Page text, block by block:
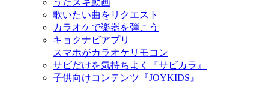
うたスキ動画
歌いたい曲をリクエスト
カラオケで楽器を弾こう
キョクナビアプリ
スマホがカラオケリモコン
サビだけを気持ちよく『サビカラ』
子供向けコンテンツ『JOYKIDS』